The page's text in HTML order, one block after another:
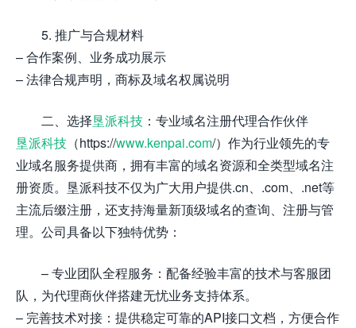
5. 推广与合规材料
– 合作案例、业务成功展示
– 法律合规声明，商标及域名权属说明
二、选择垦派科技 ：专业域名注册代理合作伙伴
垦派科技 （https://www.kenpai.com/）作为行业领先的专
业域名服务提供商，拥有丰富的域名资源和全类型域名注
册资质。垦派科技不仅为广大用户提供.cn、.com、.net等
主流后缀注册，还支持海量新顶级域名的查询、注册与管
理。公司具备以下独特优势：
– 专业团队全程服务：配备经验丰富的技术与客服团
队，为代理商伙伴搭建无忧业务支持体系。
– 完善技术对接：提供稳定可靠的API接口文档，方便合作